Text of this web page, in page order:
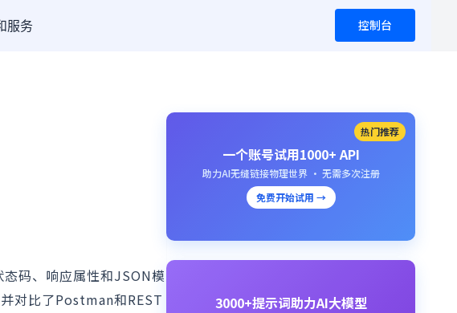
服务 控制台
码、响应属性和JSON模
对比了Postman和REST
热门推荐
一个账号试用1000+ API
助力AI无缝链接物理世界 · 无需多次注册
免费开始试用 →
3000+提示词助力AI大模型